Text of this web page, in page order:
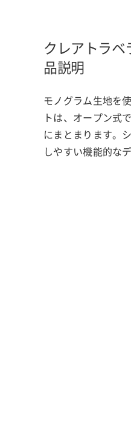
クレアトラ
品説明
モノグラム生地を
トは、オープン式
にまとまります。
しやすい機能的な